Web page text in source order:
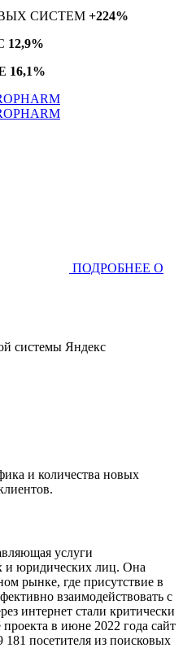
СИСТЕМ +224%
12,9%
16,1%
ПОДРОБНЕЕ О
системы Яндекс
и количества новых
услуги
и юридических лиц. Она
рынке, где присутствие в
взаимодействовать с
интернет стали критически
в июне 2022 года сайт
181 посетителя из поисковых